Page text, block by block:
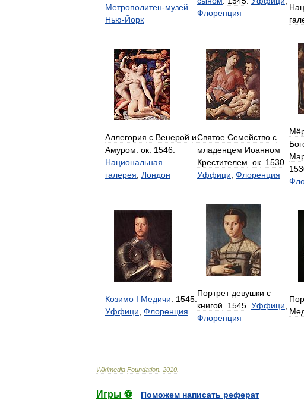
Метрополитен-музей
Нью-Йорк
Флоренция
Аллегория с Венерой и
Амуром ок 1546
Национальная
галерея Лондон
Святое Семейство с
младенцем Иоанном
Крестителем ок 1530
Уффици Флоренция
Козимо I Медичи 1545
Уффици Флоренция
Портрет девушки с
книгой
1545 Уффици
Флоренция
Wikimedia Foundation 2010
Игры ⚽ Поможем написать реферат